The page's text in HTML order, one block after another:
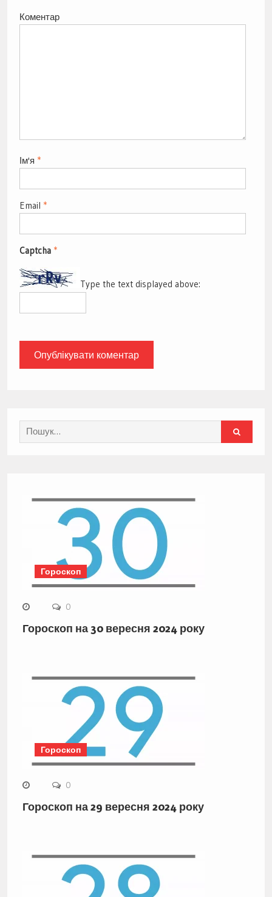
Коментар
Ім'я *
Email *
Captcha *
Type the text displayed above:
Search
for:
Гороскоп
0
Гороскоп на 30 вересня 2024 року
Гороскоп
0
Гороскоп на 29 вересня 2024 року